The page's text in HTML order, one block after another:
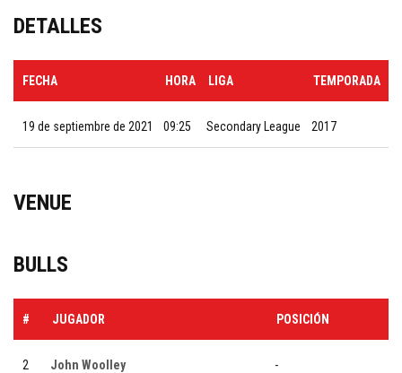
DETALLES
FECHA HORA LIGA TEMPORADA
19 de septiembre de 2021 09:25 Secondary League 2017
VENUE
BULLS
# JUGADOR POSICIÓN
2 John Woolley -